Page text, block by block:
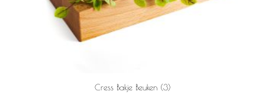
Cress Bakje Beuken (3)